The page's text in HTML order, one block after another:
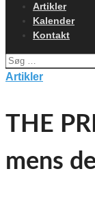
Artikler
Kalender
Kontakt
Søg
efter:
Artikler
THE
mens